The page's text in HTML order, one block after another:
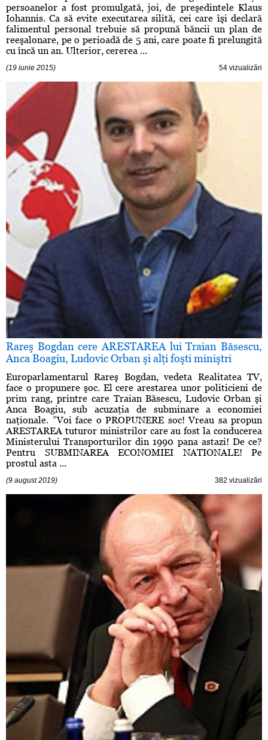
persoanelor a fost promulgată, joi, de preşedintele Klaus
Iohannis. Ca să evite executarea silită, cei care îşi declară
falimentul personal trebuie să propună băncii un plan de
reeşalonare, pe o perioadă de 5 ani, care poate fi prelungită
cu încă un an. Ulterior, cererea ...
(19 iunie 2015) 54 vizualizări
Rareş Bogdan cere ARESTAREA lui Traian Băsescu,
Anca Boagiu, Ludovic Orban şi alţi foşti miniştri
Europarlamentarul Rareş Bogdan, vedeta Realitatea TV,
face o propunere şoc. El cere arestarea unor politicieni de
prim rang, printre care Traian Băsescu, Ludovic Orban şi
Anca Boagiu, sub acuzaţia de subminare a economiei
naţionale. ”Voi face o PROPUNERE soc! Vreau sa propun
ARESTAREA tuturor ministrilor care au fost la conducerea
Ministerului Transporturilor din 1990 pana astazi! De ce?
Pentru SUBMINAREA ECONOMIEI NATIONALE! Pe
prostul asta ...
(9 august 2019) 382 vizualizări